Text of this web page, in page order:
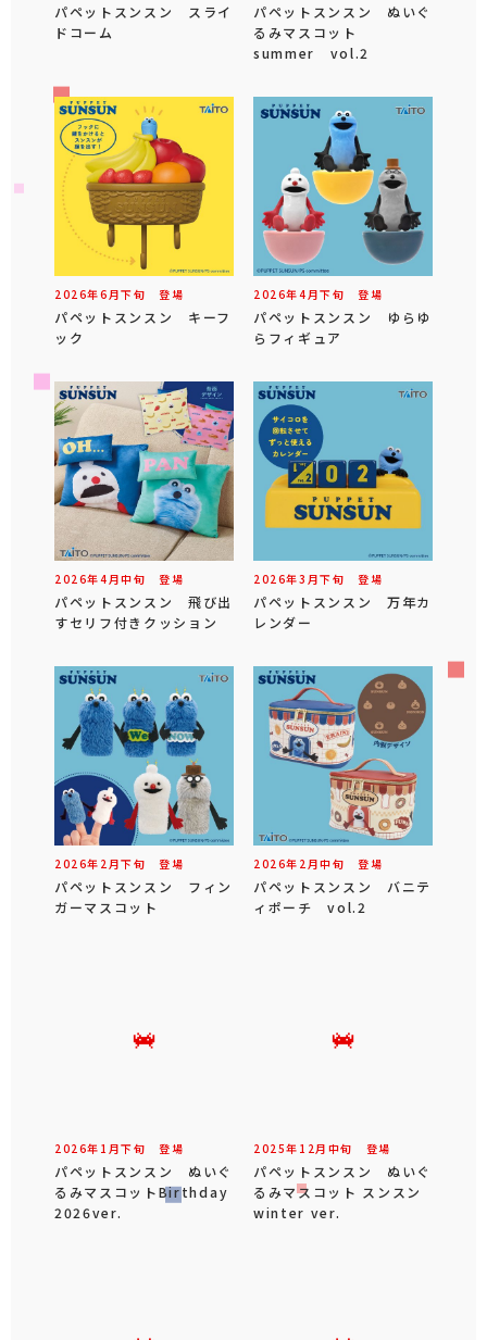
パペットスンスン スライ
ドコーム
パペットスンスン ぬいぐ
るみマスコット
summer vol.2
2026年6 月下旬 登場
パペットスンスン キーフ
ック
2026年4 月下旬 登場
パペットスンスン ゆらゆ
らフィギュア
2026年4 月中旬 登場
パペットスンスン 飛び出
すセリフ付きクッション
2026年3 月下旬 登場
パペットスンスン 万年カ
レンダー
2026年 2 月下旬 登場
パペットスンスン フィン
ガーマスコット
2026年 2 月中旬 登場
パペットスンスン バニテ
ィポーチ vol.2
2026年 1 月下旬 登場
パペットスンスン ぬいぐ
るみマスコットBirthday
2026ver.
2025年 12 月 中旬 登場
パペットスンスン ぬいぐ
るみマスコット スンスン
winter ver.